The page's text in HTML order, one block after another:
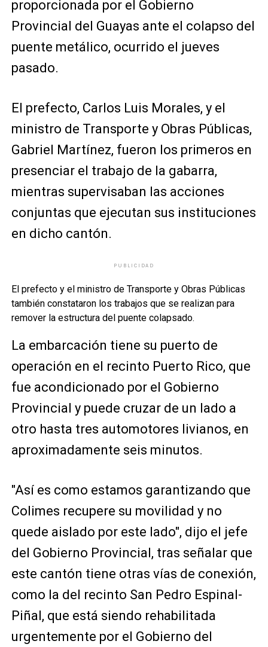
proporcionada por el Gobierno
Provincial del Guayas ante el colapso del
puente metálico, ocurrido el jueves
pasado.
El prefecto, Carlos Luis Morales, y el
ministro de Transporte y Obras Públicas,
Gabriel Martínez, fueron los primeros en
presenciar el trabajo de la gabarra,
mientras supervisaban las acciones
conjuntas que ejecutan sus instituciones
en dicho cantón.
PUBLICIDAD
El prefecto y el ministro de Transporte y Obras Públicas
también constataron los trabajos que se realizan para
remover la estructura del puente colapsado.
La embarcación tiene su puerto de
operación en el recinto Puerto Rico, que
fue acondicionado por el Gobierno
Provincial y puede cruzar de un lado a
otro hasta tres automotores livianos, en
aproximadamente seis minutos.
"Así es como estamos garantizando que
Colimes recupere su movilidad y no
quede aislado por este lado", dijo el jefe
del Gobierno Provincial, tras señalar que
este cantón tiene otras vías de conexión,
como la del recinto San Pedro Espinal-
Piñal, que está siendo rehabilitada
urgentemente por el Gobierno del